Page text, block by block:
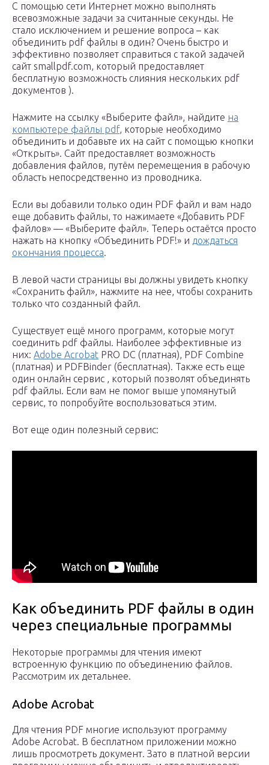
С помощью сети Интернет можно выполнять
всевозможные задачи за считанные секунды. Не
стало исключением и решение вопроса – как
объединить pdf файлы в один? Очень быстро и
эффективно позволяет справиться с такой задачей
сайт smallpdf.com, который предоставляет
бесплатную возможность слияния нескольких pdf
документов ).
Нажмите на ссылку «Выберите файл», найдите на
компьютере файлы pdf, которые необходимо
объединить и добавьте их на сайт с помощью кнопки
«Открыть». Сайт предоставляет возможность
добавления файлов, путём перемещения в рабочую
область непосредственно из проводника.
Если вы добавили только один PDF файл и вам надо
еще добавить файлы, то нажимаете «Добавить PDF
файлов» — «Выберите файл». Теперь остаётся просто
нажать на кнопку «Объединить PDF!» и дождаться
окончания процесса.
В левой части страницы вы должны увидеть кнопку
«Сохранить файл», нажмите на нее, чтобы сохранить
только что созданный файл.
Существует ещё много программ, которые могут
соединить pdf файлы. Наиболее эффективные из
них: Adobe Acrobat PRO DC (платная), PDF Combine
(платная) и PDFBinder (бесплатная). Также есть еще
один онлайн сервис , который позволят объединять
pdf файлы. Если вам не помог выше упомянутый
сервис, то попробуйте воспользоваться этим.
Вот еще один полезный сервис:
Как объединить PDF файлы в один
через специальные программы
Некоторые программы для чтения имеют
встроенную функцию по объединению файлов.
Рассмотрим их детальнее.
Adobe Acrobat
Для чтения PDF многие используют программу
Adobe Acrobat. В бесплатном приложении можно
лишь просмотреть документ. Зато в платной версии